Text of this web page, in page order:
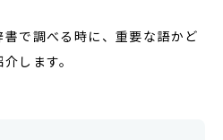
で調べる時に、重要な語かど
します。